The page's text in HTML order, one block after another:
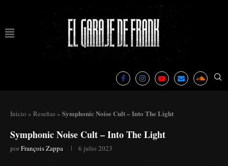
Inicio » Reseñas » Symphonic Noise Cult – Into The Light
Symphonic Noise Cult – Into The Light
porFrançois Zappa 6 julio 2023